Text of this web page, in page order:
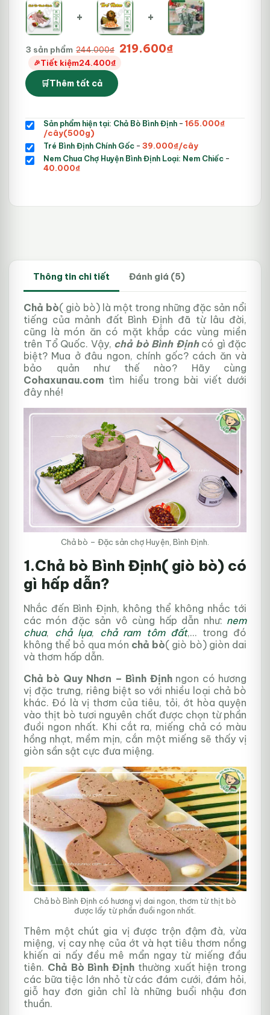
+ +
3 sản phẩm 244.000₫ Giá
219.600₫
Tiết kiệm24.400₫
Thêm tất cả
Sản phẩm hiện tại: Chả Bò Bình Định - Giá
là:
175.000₫.
165.000₫
Giá
hiện
tại
là:
165.000₫.
/cây(500g)
Tré Bình Định Chính Gốc - Giá
gốc
là:
39.000₫Giá
hiện
tại
/cây
Nem Chua Chợ Huyện Bình Định Loại: Nem Chiếc -
40.000₫Giá
40.000₫.
Thông tin chi tiết Đánh giá (5)
Chả bò( giò bò) là một trong những đặc sản nổi
tiếng của mảnh đất Bình Định đã từ lâu đời,
cũng là món ăn có mặt khắp các vùng miền
trên Tổ Quốc. Vậy, chả bò Bình Địnhcó gì đặc
biệt? Mua ở đâu ngon, chính gốc? cách ăn và
bảo quản như thế nào? Hãy cùng
Cohaxunau.com tìm hiểu trong bài viết dưới
đây nhé!
Chả bò – Đặc sản chợ Huyện, Bình Định.
1.Chả bò Bình Định( giò bò) có
gì hấp dẫn?
Nhắc đến Bình Định, không thể không nhắc tới
các món đặc sản vô cùng hấp dẫn như: nem
chua, chả lụa, chả ram tôm đất,… trong đó
không thể bỏ qua món chả bò( giò bò) giòn dai
và thơm hấp dẫn.
Chả bò Quy Nhơn – Bình Địnhngon có hương
vị đặc trưng, riêng biệt so với nhiều loại chả bò
khác. Đó là vị thơm của tiêu, tỏi, ớt hòa quyện
vào thịt bò tươi nguyên chất được chọn từ phần
đuồi ngon nhất. Khi cắt ra, miếng chả có màu
hồng nhạt, mềm mịn, cắn một miếng sẽ thấy vị
giòn sần sật cực đưa miệng.
Chả bò Bình Định có hương vị dai ngon, thơm từ thịt bò
được lấy từ phần đuồi ngon nhất.
Thêm một chút gia vị được trộn đậm đà, vừa
miệng, vị cay nhẹ của ớt và hạt tiêu thơm nồng
khiến ai nấy đều mê mẩn ngay từ miếng đầu
tiên. Chả Bò Bình Định thường xuất hiện trong
các bữa tiệc lớn nhỏ từ các đám cưới, đám hỏi,
giỗ hay đơn giản chỉ là những buổi nhậu đơn
thuần.